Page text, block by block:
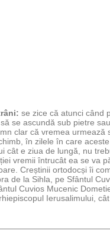
se zice că atunci când
se ascundă sub pietre
clar că vremea urmează
în zilele în care
cât e ziua de lungă, nu
vremii întrucât ea se va
Creștinii ortodocși îi
de la Sihla, pe Sfântul
Cuvios Mucenic
Ierusalimului,